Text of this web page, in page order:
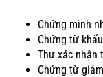
Chứng minh
Chứng từ
Thư xác nhận
Chứng từ